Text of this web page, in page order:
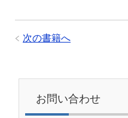
次の書籍へ
お問い合わせ